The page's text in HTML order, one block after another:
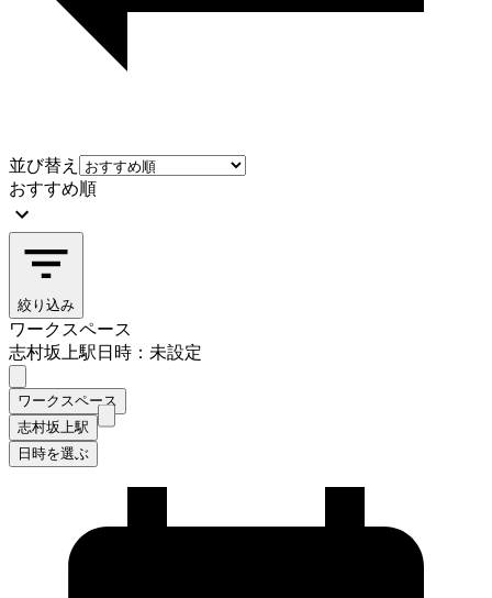
並び替え
おすすめ順
絞り込み
ワークスペース
志村坂上駅日時：未設定
ワークスペース
志村坂上駅
日時を選ぶ